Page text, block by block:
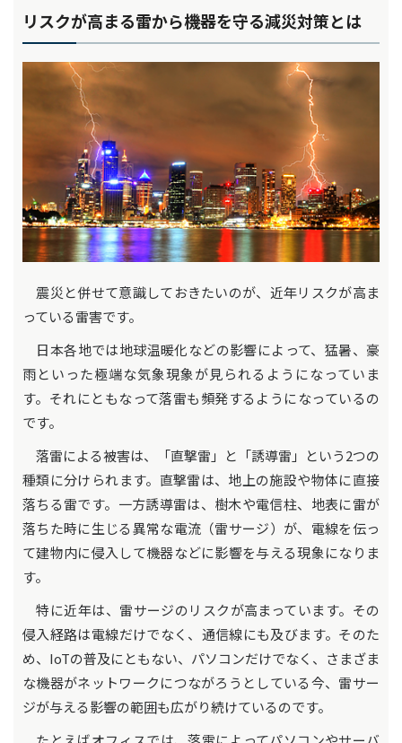
リスクが高まる雷から機器を守る減災対策とは
震災と併せて意識しておきたいのが、近年リスクが高ま
っている雷害です。
日本各地では地球温暖化などの影響によって、猛暑、豪
雨といった極端な気象現象が見られるようになっていま
す。それにともなって落雷も頻発するようになっているの
です。
落雷による被害は、「直撃雷」と「誘導雷」という2つの
種類に分けられます。直撃雷は、地上の施設や物体に直接
落ちる雷です。一方誘導雷は、樹木や電信柱、地表に雷が
落ちた時に生じる異常な電流（雷サージ）が、電線を伝っ
て建物内に侵入して機器などに影響を与える現象になりま
す。
特に近年は、雷サージのリスクが高まっています。その
侵入経路は電線だけでなく、通信線にも及びます。そのた
め、IoTの普及にともない、パソコンだけでなく、さまざま
な機器がネットワークにつながろうとしている今、雷サー
ジが与える影響の範囲も広がり続けているのです。